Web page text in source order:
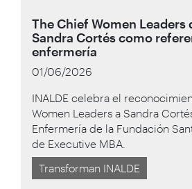
The Chief Women Leaders
Sandra Cortés como
enfermería
01/06/2026
INALDE celebra el
Women Leaders a Sandra
Enfermería de la Fundación
de Executive MBA.
Transforman INALDE